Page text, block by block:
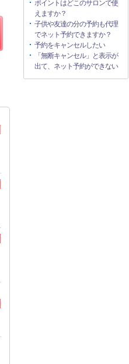
ポイントはどこのサロンで使
えますか？
子供や友達の分の予約も代理
でネット予約できますか？
予約をキャンセルしたい
「無断キャンセル」と表示が
出て、ネット予約ができない